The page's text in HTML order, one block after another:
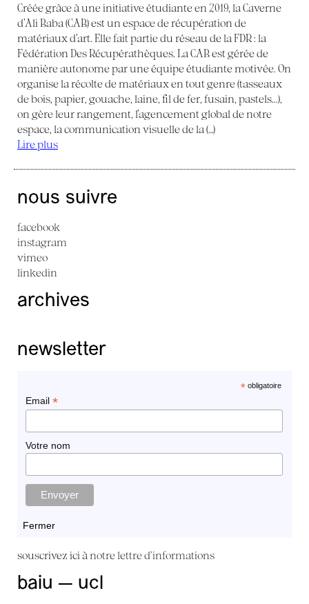
Créée grâce à une initiative étudiante en 2019, la Caverne
d’Ali Baba (CAB) est un espace de récupération de
matériaux d’art. Elle fait partie du réseau de la FDR : la
Fédération Des Récupérathèques. La CAB est gérée de
manière autonome par une équipe étudiante motivée. On
organise la récolte de matériaux en tout genre (tasseaux
de bois, papier, gouache, laine, fil de fer, fusain, pastels...),
on gère leur rangement, l’agencement global de notre
espace, la communication visuelle de la (…)
Lire plus
nous suivre
facebook
instagram
vimeo
linkedin
archives
newsletter
*obligatoire
Email *
Votre nom
Fermer
souscrivez ici à notre lettre d'informations
baiu — ucl